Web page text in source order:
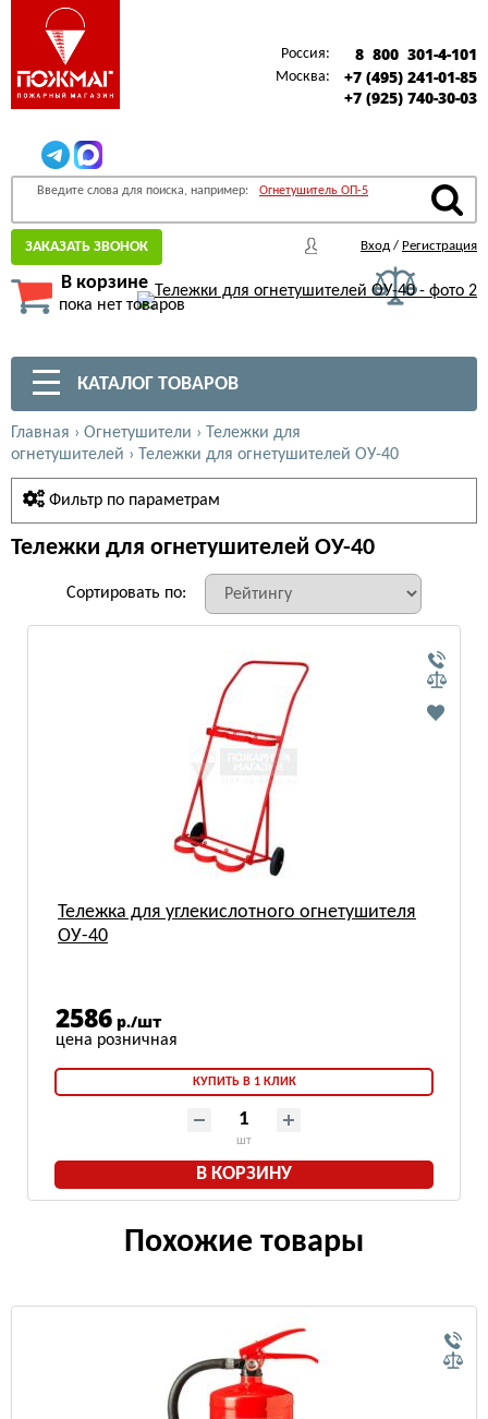
Россия: 8 800 301-4-101
Москва:
+7 (495) 241-01-85
+7 (925) 740-30-03
Введите слова для поиска, например: Огнетушитель ОП-5
ЗАКАЗАТЬ ЗВОНОК Вход / Регистрация
В корзине
пока нет товаров
КАТАЛОГ ТОВАРОВ
Главная › Огнетушители ›
Тележки для
огнетушителей › Тележки для огнетушителей ОУ-40
Фильтр по параметрам
Тележки для огнетушителей ОУ-40
Сортировать по:
Тележка для углекислотного огнетушителя
ОУ-40
2586 р./шт
КУПИТЬ В 1 КЛИК
шт
В КОРЗИНУ
Похожие товары